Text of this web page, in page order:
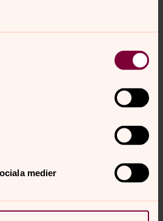
medier